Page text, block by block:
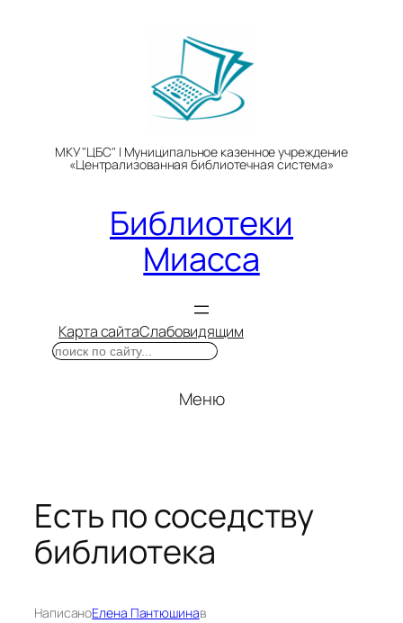
МКУ "ЦБС" | Муниципальное казенное учреждение
«Централизованная библиотечная система»
Библиотеки
Миасса
Карта сайтаСлабовидящим
Поиск
Меню
Есть по соседству
библиотека
НаписаноЕлена Пантюшинав